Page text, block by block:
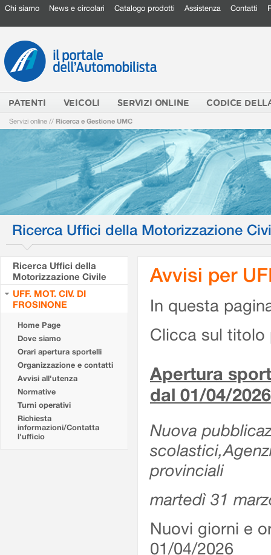
Chi siamo News e circolari Catalogo prodotti Assistenza Contatti
PATENTI VEICOLI SERVIZI ONLINE CODICE
Servizi online // Ricerca e Gestione UMC
Ricerca Uffici della Motorizzazione
Ricerca Uffici della
Motorizzazione Civile
UFF. MOT. CIV. DI
FROSINONE
Home Page
Dove siamo
Orari apertura sportelli
Organizzazione e contatti
Avvisi all'utenza
Normative
Turni operativi
Richiesta
informazioni/Contatta
l'ufficio
Avvisi per
In questa
Clicca sul titolo
Apertura
dal 01/04/2026
Nuova
provinciali
martedì 31
Nuovi giorni e
01/04/2026